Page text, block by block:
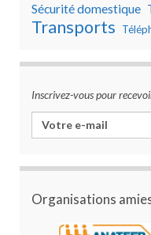
Sécurité domestique
Transports
Inscrivez-vous pour
Organisations